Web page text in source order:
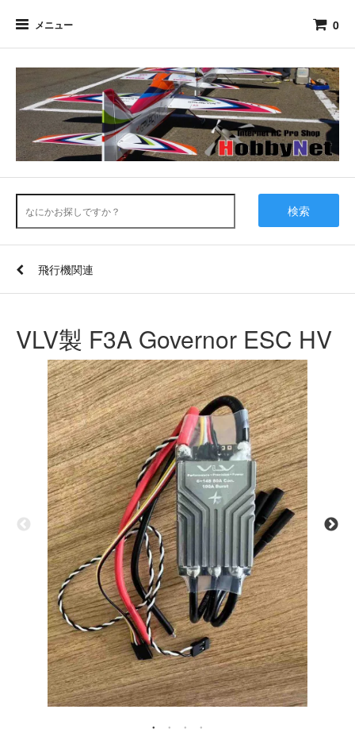
メニュー 0
検索
飛行機関連
VLV製 F3A Governor ESC HV